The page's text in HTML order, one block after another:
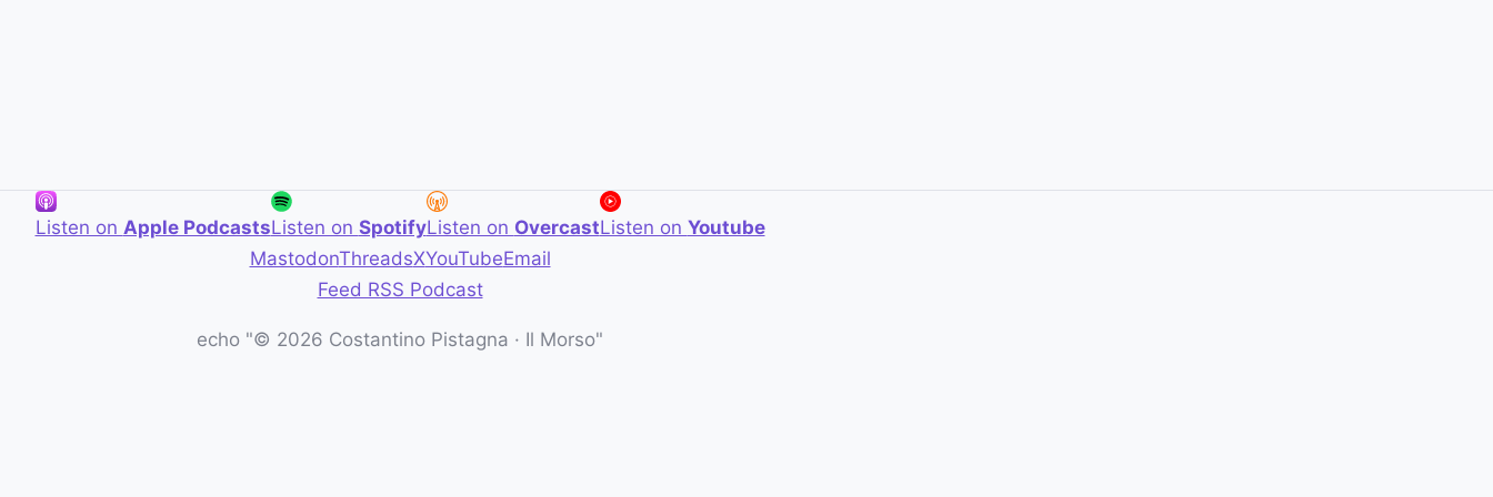
Listen on Apple PodcastsListen on SpotifyListen on OvercastListen on Youtube
MastodonThreadsXYouTubeEmail
Feed RSS Podcast
echo "© 2026 Costantino Pistagna · Il Morso"